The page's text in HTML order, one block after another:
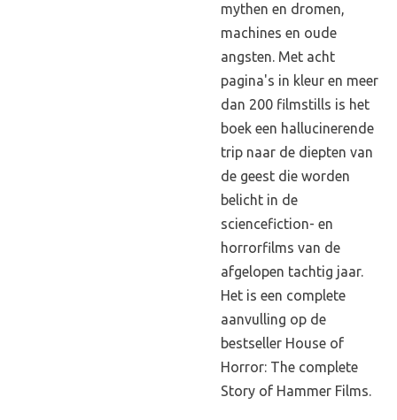
mythen en dromen,
machines en oude
angsten. Met acht
pagina's in kleur en meer
dan 200 filmstills is het
boek een hallucinerende
trip naar de diepten van
de geest die worden
belicht in de
sciencefiction- en
horrorfilms van de
afgelopen tachtig jaar.
Het is een complete
aanvulling op de
bestseller House of
Horror: The complete
Story of Hammer Films.